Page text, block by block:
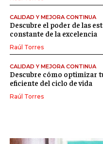
CALIDAD Y MEJORA CONTINUA
Descubre el poder de las
constante de la excelencia
Raúl Torres
CALIDAD Y MEJORA CONTINUA
Descubre cómo optimizar
eficiente del ciclo de vida
Raúl Torres